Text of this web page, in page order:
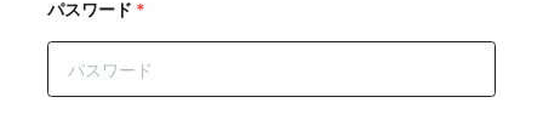
パスワード *